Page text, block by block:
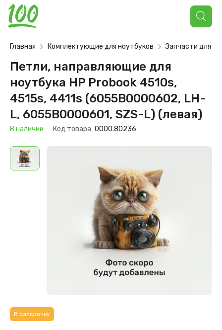
Поиск
товаров
Главная Комплектующие для ноутбуков Запчасти для
Петли, направляющие для
ноутбука HP Probook 4510s,
4515s, 4411s (6055B0000602, LH-
L, 6055B0000601, SZS-L) (левая)
В наличии Код товара: 0000.80236
В рассрочку